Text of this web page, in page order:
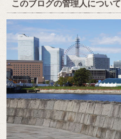
このブログの管理人について